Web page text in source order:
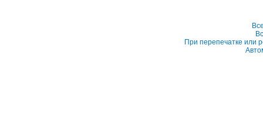
При перепечатке или